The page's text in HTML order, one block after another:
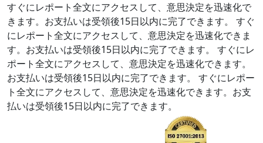
すぐにレポート全文にアクセスして、意思決定を迅速化で
きます。お支払いは受領後15日以内に完了できます。
すぐ
にレポート全文にアクセスして、意思決定を迅速化できま
す。お支払いは受領後15日以内に完了できます。
すぐにレ
ポート全文にアクセスして、意思決定を迅速化できます。
お支払いは受領後15日以内に完了できます。
すぐにレポー
ト全文にアクセスして、意思決定を迅速化できます。お支
払いは受領後15日以内に完了できます。